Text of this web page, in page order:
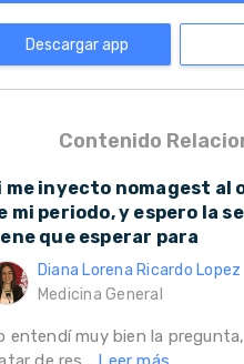
Descargar app
Contenido
me inyecto nomagest al
mi periodo, y espero la
que esperar para
Diana Lorena Ricardo Lopez
Medicina General
entendí muy bien la